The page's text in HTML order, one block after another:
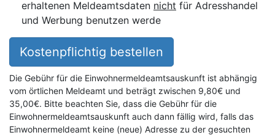
erhaltenen Meldeamtsdaten nicht für Adresshandel
und Werbung benutzen werde
Kostenpflichtig bestellen
Die Gebühr für die Einwohnermeldeamtsauskunft ist abhängig
vom örtlichen Meldeamt und beträgt zwischen 9,80€ und
35,00€. Bitte beachten Sie, dass die Gebühr für die
Einwohnermeldeamtsauskunft auch dann fällig wird, falls das
Einwohnermeldeamt keine (neue) Adresse zu der gesuchten